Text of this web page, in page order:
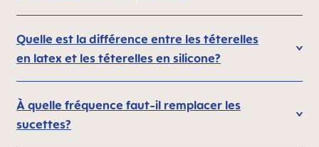
Quelle est la différence entre les téterelles
en latex et les téterelles en silicone?
À quelle fréquence faut-il remplacer les
sucettes?